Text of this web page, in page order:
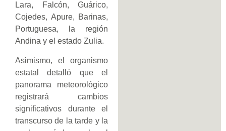
Lara, Falcón, Guárico,
Cojedes, Apure, Barinas,
Portuguesa, la región
Andina y el estado Zulia.
Asimismo, el organismo
estatal detalló que el
panorama meteorológico
registrará cambios
significativos durante el
transcurso de la tarde y la